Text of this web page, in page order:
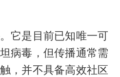
它是目前已知唯一可
病毒，但传播通常需
，并不具备高效社区